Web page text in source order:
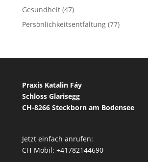
Gesundheit(47)
Persönlichkeitsentfaltung(77)
Praxis Katalin Fáy
Schloss Glarisegg
CH-8266 Steckborn am Bodensee
Jetzt einfach anrufen:
CH-Mobil: +41782144690